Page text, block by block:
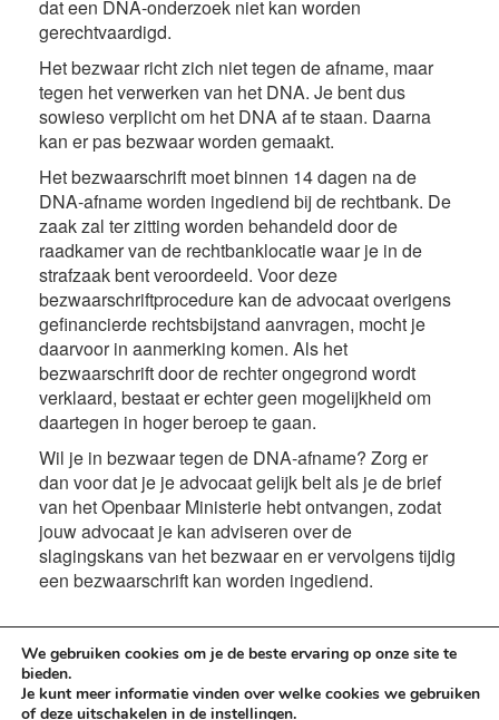
dat een DNA-onderzoek niet kan worden
gerechtvaardigd.
Het bezwaar richt zich niet tegen de afname, maar
tegen het verwerken van het DNA. Je bent dus
sowieso verplicht om het DNA af te staan. Daarna
kan er pas bezwaar worden gemaakt.
Het bezwaarschrift moet binnen 14 dagen na de
DNA-afname worden ingediend bij de rechtbank. De
zaak zal ter zitting worden behandeld door de
raadkamer van de rechtbanklocatie waar je in de
strafzaak bent veroordeeld. Voor deze
bezwaarschriftprocedure kan de advocaat overigens
gefinancierde rechtsbijstand aanvragen, mocht je
daarvoor in aanmerking komen. Als het
bezwaarschrift door de rechter ongegrond wordt
verklaard, bestaat er echter geen mogelijkheid om
daartegen in hoger beroep te gaan.
Wil je in bezwaar tegen de DNA-afname? Zorg er
dan voor dat je je advocaat gelijk belt als je de brief
van het Openbaar Ministerie hebt ontvangen, zodat
jouw advocaat je kan adviseren over de
slagingskans van het bezwaar en er vervolgens tijdig
een bezwaarschrift kan worden ingediend.
« Ouder nieuws: Aanhouding
van de minderjarige verdachte
Nieuwer nieuws:Op naar
We gebruiken cookies om je de beste ervaring op onze site te
bieden.
Je kunt meer informatie vinden over welke cookies we gebruiken
of deze uitschakelen in de instellingen.